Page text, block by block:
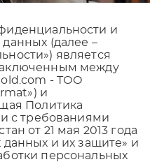
и
(далее –
является
между
- ТОО
и
Политика
с требованиями
от 21 мая 2013 года
и их защите» и
персональных